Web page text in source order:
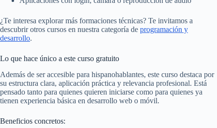
¿Te interesa explorar más formaciones técnicas? Te invitamos a
descubrir otros cursos en nuestra categoría de programación y
desarrollo.
Lo que hace único a este curso gratuito
Además de ser accesible para hispanohablantes, este curso destaca por
su estructura clara, aplicación práctica y relevancia profesional. Está
pensado tanto para quienes quieren iniciarse como para quienes ya
tienen experiencia básica en desarrollo web o móvil.
Beneficios concretos: